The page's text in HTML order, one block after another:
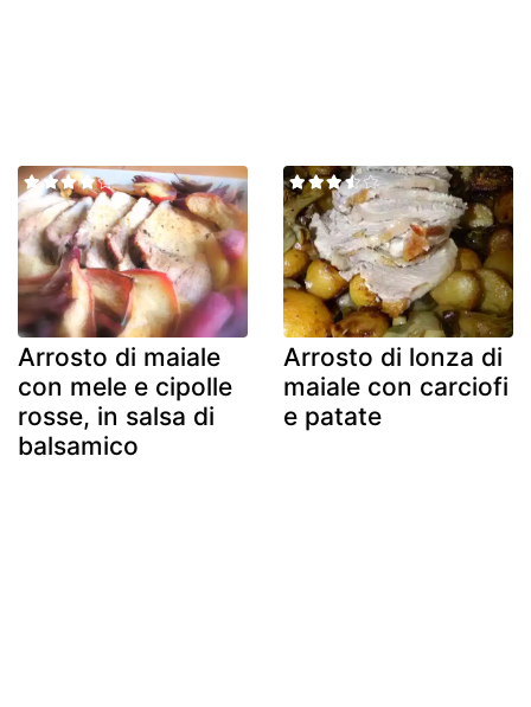
Arrosto di maiale
con mele e cipolle
rosse, in salsa di
balsamico
Arrosto di lonza di
maiale con carciofi
e patate